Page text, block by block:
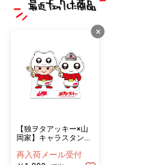
×
【独ヲタアッキー×山
岡家】キャラスタンド
再入荷メール受付